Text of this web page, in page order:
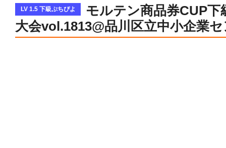
LV 1.5 下級ぷちぴよ
モルテン商品券CUP下
大会vol.1813@品川区立中小企業